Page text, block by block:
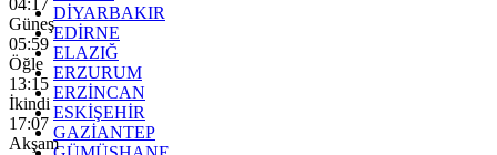
DİYARBAKIR
EDİRNE
ELAZIĞ
ERZURUM
ERZİNCAN
ESKİŞEHİR
GAZİANTEP
Güneş
05:59
Öğle
13:15
İkindi
17:07
Akşam